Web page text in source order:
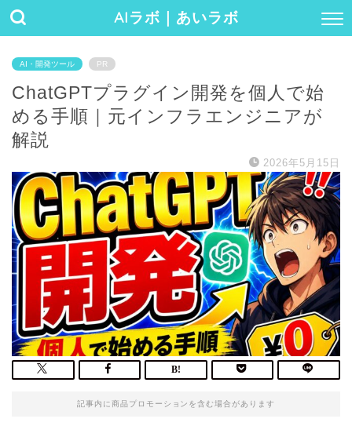
AIラボ｜あいラボ
AI・開発ツール PR
ChatGPTプラグイン開発を個人で始
める手順｜元インフラエンジニアが
解説
2026年5月15日
記事内に商品プロモーションを含む場合があります